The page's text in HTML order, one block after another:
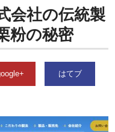
会社の伝統製
粉の秘密
はてブ